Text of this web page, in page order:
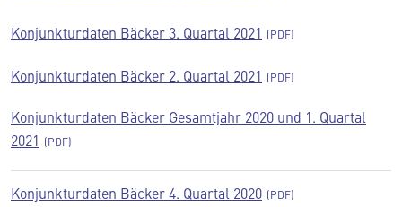
Konjunkturdaten Bäcker 3. Quartal 2021
Konjunkturdaten Bäcker 2. Quartal 2021
Konjunkturdaten Bäcker Gesamtjahr 2020 und 1. Quartal
2021
Konjunkturdaten Bäcker 4. Quartal 2020